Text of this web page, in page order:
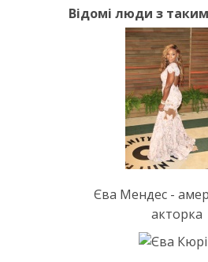
Відомі люди з
Єва Мендес -
акторка